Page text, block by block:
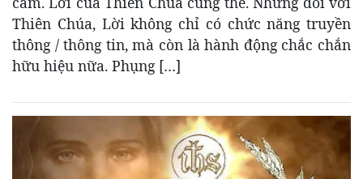
Thiên Chúa, Lời không chỉ có chức năng truyền
thông / thông tin, mà còn là hành động chắc chắn
hữu hiệu nữa. Phụng […]